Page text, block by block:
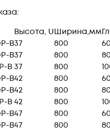
Высота, UШирина,мм
B37 800
B37 800
B37 800
B42 800
B42 800
B42 800
B47 800
B47 800